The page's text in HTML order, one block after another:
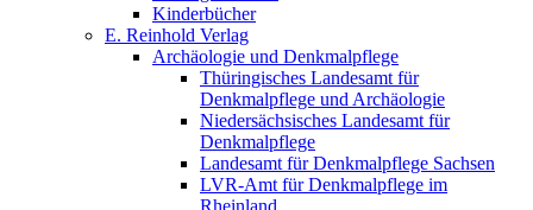
Kinderbücher
E. Reinhold Verlag
Archäologie und Denkmalpflege
Thüringisches Landesamt für
Denkmalpflege und Archäologie
Niedersächsisches Landesamt für
Denkmalpflege
Landesamt für Denkmalpflege Sachsen
LVR-Amt für Denkmalpflege im
Rheinland